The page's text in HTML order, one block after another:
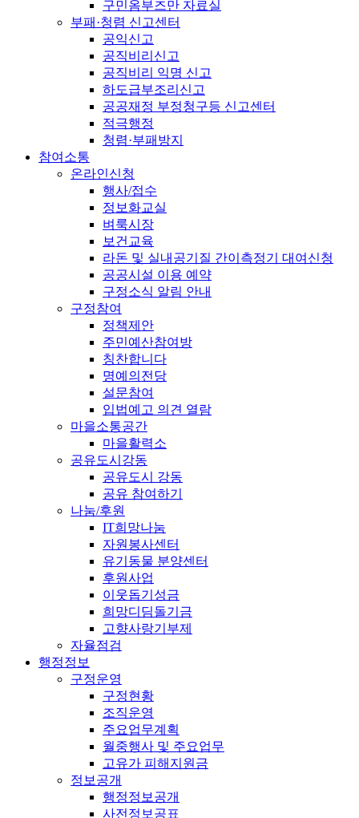
구민옴부즈만 자료실
부패·청렴 신고센터
공익신고
공직비리신고
공직비리 익명 신고
하도급부조리신고
공공재정 부정청구등 신고센터
적극행정
청렴·부패방지
참여소통
온라인신청
행사/접수
정보화교실
벼룩시장
보건교육
라돈 및 실내공기질 간이측정기 대여신청
공공시설 이용 예약
구정소식 알림 안내
구정참여
정책제안
주민예산참여방
칭찬합니다
명예의전당
설문참여
입법예고 의견 열람
마을소통공간
마을활력소
공유도시강동
공유도시 강동
공유 참여하기
나눔/후원
IT희망나눔
자원봉사센터
유기동물 분양센터
후원사업
이웃돕기성금
희망디딤돌기금
고향사랑기부제
자율점검
행정정보
구정운영
구정현황
조직운영
주요업무계획
월중행사 및 주요업무
고유가 피해지원금
정보공개
행정정보공개
사전정보공표